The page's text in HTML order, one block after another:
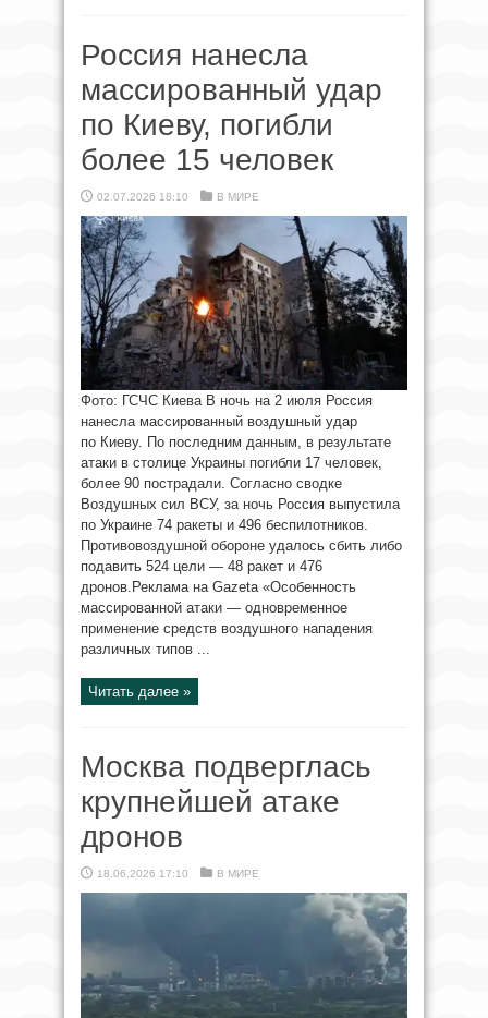
Россия нанесла
массированный удар
по Киеву, погибли
более 15 человек
02.07.2026 18:10 В МИРЕ
Фото: ГСЧС Киева В ночь на 2 июля Россия
нанесла массированный воздушный удар
по Киеву. По последним данным, в результате
атаки в столице Украины погибли 17 человек,
более 90 пострадали. Согласно сводке
Воздушных сил ВСУ, за ночь Россия выпустила
по Украине 74 ракеты и 496 беспилотников.
Противовоздушной обороне удалось сбить либо
подавить 524 цели — 48 ракет и 476
дронов.Реклама на Gazeta «Особенность
массированной атаки — одновременное
применение средств воздушного нападения
различных типов ...
Читать далее »
Москва подверглась
крупнейшей атаке
дронов
18.06.2026 17:10 В МИРЕ